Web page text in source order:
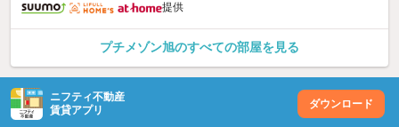
提供
プチメゾン旭のすべての部屋を見る
ニフティ不動産
賃貸アプリ
ダウンロード